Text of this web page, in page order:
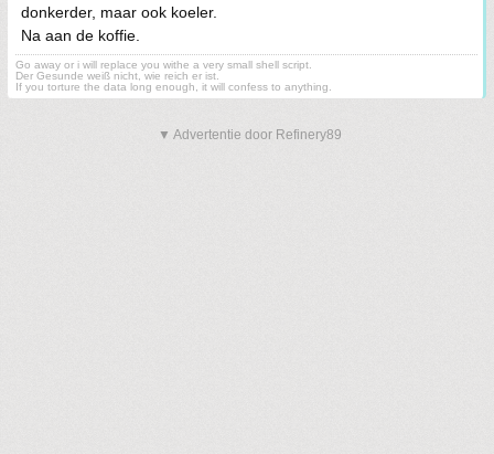
donkerder, maar ook koeler.
Na aan de koffie.
Go away or i will replace you withe a very small shell script.
Der Gesunde weiß nicht, wie reich er ist.
If you torture the data long enough, it will confess to anything.
▼ Advertentie door Refinery89